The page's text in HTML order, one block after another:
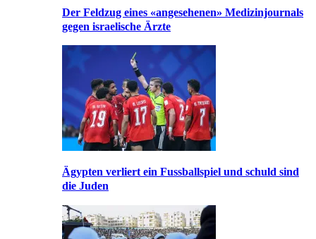
Der Feldzug eines «angesehenen» Medizinjournals
gegen israelische Ärzte
Ägypten verliert ein Fussballspiel und schuld sind
die Juden